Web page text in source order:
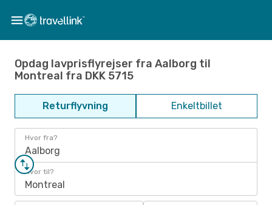
Opdag lavprisflyrejser fra Aalborg til
Montreal fra DKK 5715
Returflyvning Enkeltbillet
Hvor fra?
Aalborg
Hvor til?
Montreal